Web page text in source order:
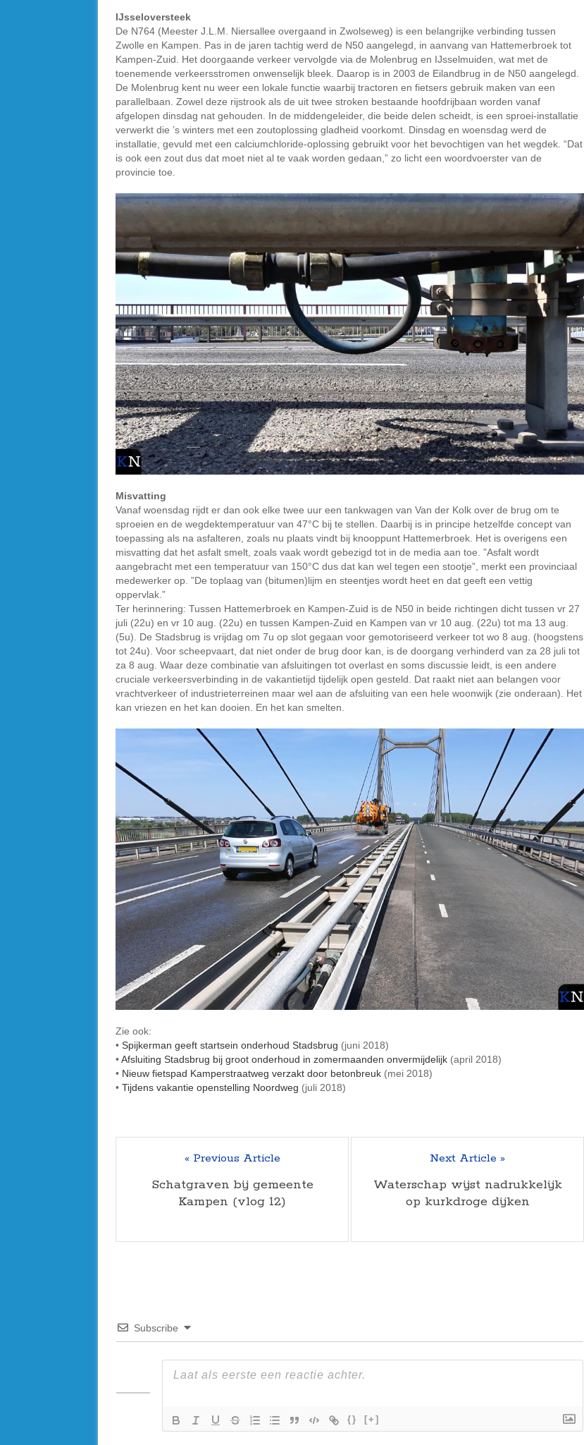
IJsseloversteek
De N764 (Meester J.L.M. Niersallee overgaand in Zwolseweg) is een belangrijke verbinding tussen
Zwolle en Kampen. Pas in de jaren tachtig werd de N50 aangelegd, in aanvang van Hattemerbroek tot
Kampen-Zuid. Het doorgaande verkeer vervolgde via de Molenbrug en IJsselmuiden, wat met de
toenemende verkeersstromen onwenselijk bleek. Daarop is in 2003 de Eilandbrug in de N50 aangelegd.
De Molenbrug kent nu weer een lokale functie waarbij tractoren en fietsers gebruik maken van een
parallelbaan. Zowel deze rijstrook als de uit twee stroken bestaande hoofdrijbaan worden vanaf
afgelopen dinsdag nat gehouden. In de middengeleider, die beide delen scheidt, is een sproei-installatie
verwerkt die ’s winters met een zoutoplossing gladheid voorkomt. Dinsdag en woensdag werd de
installatie, gevuld met een calciumchloride-oplossing gebruikt voor het bevochtigen van het wegdek. “Dat
is ook een zout dus dat moet niet al te vaak worden gedaan,” zo licht een woordvoerster van de
provincie toe.
Misvatting
Vanaf woensdag rijdt er dan ook elke twee uur een tankwagen van Van der Kolk over de brug om te
sproeien en de wegdektemperatuur van 47°C bij te stellen. Daarbij is in principe hetzelfde concept van
toepassing als na asfalteren, zoals nu plaats vindt bij knooppunt Hattemerbroek. Het is overigens een
misvatting dat het asfalt smelt, zoals vaak wordt gebezigd tot in de media aan toe. ”Asfalt wordt
aangebracht met een temperatuur van 150°C dus dat kan wel tegen een stootje”, merkt een provinciaal
medewerker op. ”De toplaag van (bitumen)lijm en steentjes wordt heet en dat geeft een vettig
oppervlak.”
Ter herinnering: Tussen Hattemerbroek en Kampen-Zuid is de N50 in beide richtingen dicht tussen vr 27
juli (22u) en vr 10 aug. (22u) en tussen Kampen-Zuid en Kampen van vr 10 aug. (22u) tot ma 13 aug.
(5u). De Stadsbrug is vrijdag om 7u op slot gegaan voor gemotoriseerd verkeer tot wo 8 aug. (hoogstens
tot 24u). Voor scheepvaart, dat niet onder de brug door kan, is de doorgang verhinderd van za 28 juli tot
za 8 aug. Waar deze combinatie van afsluitingen tot overlast en soms discussie leidt, is een andere
cruciale verkeersverbinding in de vakantietijd tijdelijk open gesteld. Dat raakt niet aan belangen voor
vrachtverkeer of industrieterreinen maar wel aan de afsluiting van een hele woonwijk (zie onderaan). Het
kan vriezen en het kan dooien. En het kan smelten.
Zie ook:
• Spijkerman geeft startsein onderhoud Stadsbrug (juni 2018)
•Afsluiting Stadsbrug bij groot onderhoud in zomermaanden onvermijdelijk (april 2018)
• Nieuw fietspad Kamperstraatweg verzakt door betonbreuk (mei 2018)
• Tijdens vakantie openstelling Noordweg (juli 2018)
« Previous Article
Schatgraven bij gemeente
Kampen (vlog 12)
Next Article »
Waterschap wijst nadrukkelijk
op kurkdroge dijken
Subscribe
{} [+]